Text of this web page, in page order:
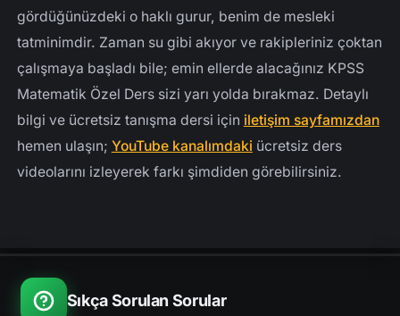
gördüğünüzdeki o haklı gurur, benim de mesleki
tatminimdir. Zaman su gibi akıyor ve rakipleriniz çoktan
çalışmaya başladı bile; emin ellerde alacağınız KPSS
Matematik Özel Ders sizi yarı yolda bırakmaz. Detaylı
bilgi ve ücretsiz tanışma dersi için iletişim sayfamızdan
hemen ulaşın; YouTube kanalımdaki ücretsiz ders
videolarını izleyerek farkı şimdiden görebilirsiniz.
Sıkça Sorulan Sorular